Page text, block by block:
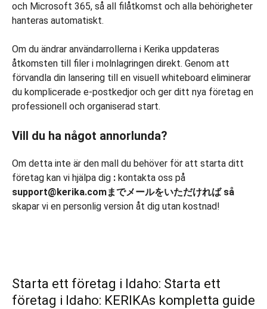
och Microsoft 365, så all filåtkomst och alla behörigheter
hanteras automatiskt.
Om du ändrar användarrollerna i Kerika uppdateras
åtkomsten till filer i molnlagringen direkt. Genom att
förvandla din lansering till en visuell whiteboard eliminerar
du komplicerade e-postkedjor och ger ditt nya företag en
professionell och organiserad start.
Vill du ha något annorlunda?
Om detta inte är den mall du behöver för att starta ditt
företag kan vi hjälpa dig : kontakta oss på
support@kerika.comまでメールをいただければ så
skapar vi en personlig version åt dig utan kostnad!
Starta ett företag i Idaho: Starta ett
företag i Idaho: KERIKAs kompletta guide